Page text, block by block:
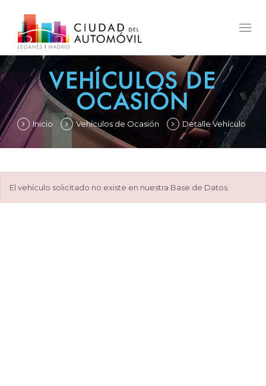
VEHÍCULOS DE
OCASIÓN
Inicio Vehículos de Ocasión Detalle Vehículo
El vehículo solicitado no existe en nuestra Base de Datos.